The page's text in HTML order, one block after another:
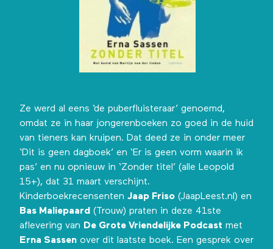
Ze werd al eens ‘de puberfluisteraar’ genoemd,
omdat ze in haar jongerenboeken zo goed in de huid
van tieners kan kruipen. Dat deed ze in onder meer
‘Dit is geen dagboek’ en ‘Er is geen vorm waarin ik
pas’ en nu opnieuw in ‘Zonder titel’ (alle Leopold
15+), dat 31 maart verschijnt.
Kinderboekrecensenten Jaap Friso (JaapLeest.nl) en
Bas Maliepaard (Trouw) praten in deze 41ste
aflevering van De Grote Vriendelijke Podcast met
Erna Sassen over dit laatste boek. Een gesprek over